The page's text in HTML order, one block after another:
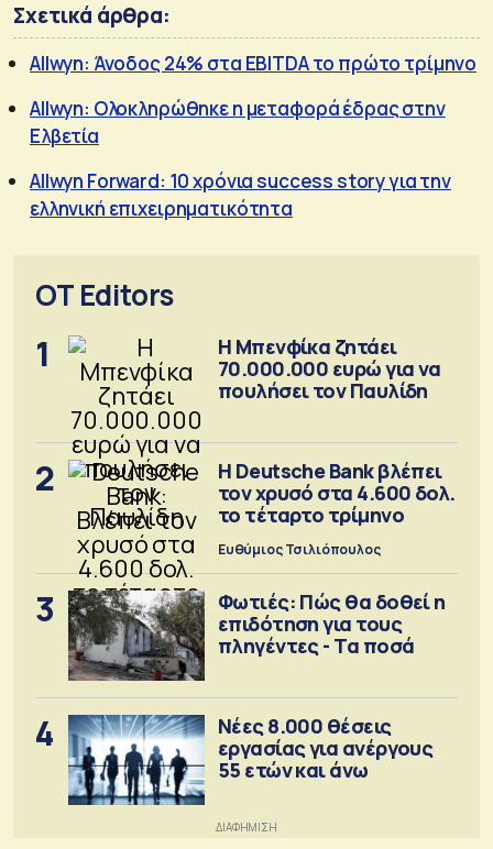
Σχετικά άρθρα:
Allwyn: Άνοδος 24% στα EBITDA το πρώτο τρίμηνο
Allwyn: Ολοκληρώθηκε η μεταφορά έδρας στην
Ελβετία
Allwyn Forward: 10 χρόνια success story για την
ελληνική επιχειρηματικότητα
OT Editors
1
Η Μπενφίκα ζητάει
70.000.000 ευρώ για να
πουλήσει τον Παυλίδη
2
Η Deutsche Bank βλέπει
τον χρυσό στα 4.600 δολ.
το τέταρτο τρίμηνο
Ευθύμιος Τσιλιόπουλος
3
Φωτιές: Πώς θα δοθεί η
επιδότηση για τους
πληγέντες - Τα ποσά
4
Νέες 8.000 θέσεις
εργασίας για ανέργους
55 ετών και άνω